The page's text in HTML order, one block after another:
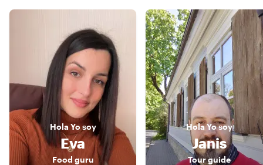
Hola Yo soy
Eva
Food guru
HolaYo soy
Janis
Tour guide